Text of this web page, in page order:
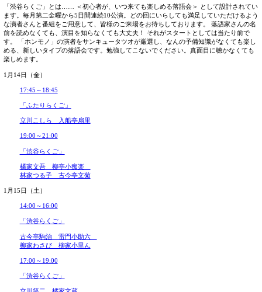
2021年05月
2021年04月
2021年03月
2021年02月
2021年01月
2020年11月
2020年10月
2020年09月
2020年08月
2020年06月
2020年05月
2020年04月
2020年03月
2020年02月
2020年01月
2019年12月
2019年10月
2019年07月
「渋谷らくご」
柳亭市童 三遊亭遊雀
立川寸志 入船亭扇辰
1月17日（月）
19:00～21:00
「渋谷らくご」
三遊亭兼太郎 弁財亭和泉
1月18日（火）
19:00～21:00
「渋谷らくご」
笑福亭羽光 柳家あお馬
三遊亭青森 瀧川鯉八
1月19日（水）
19:00～21:00